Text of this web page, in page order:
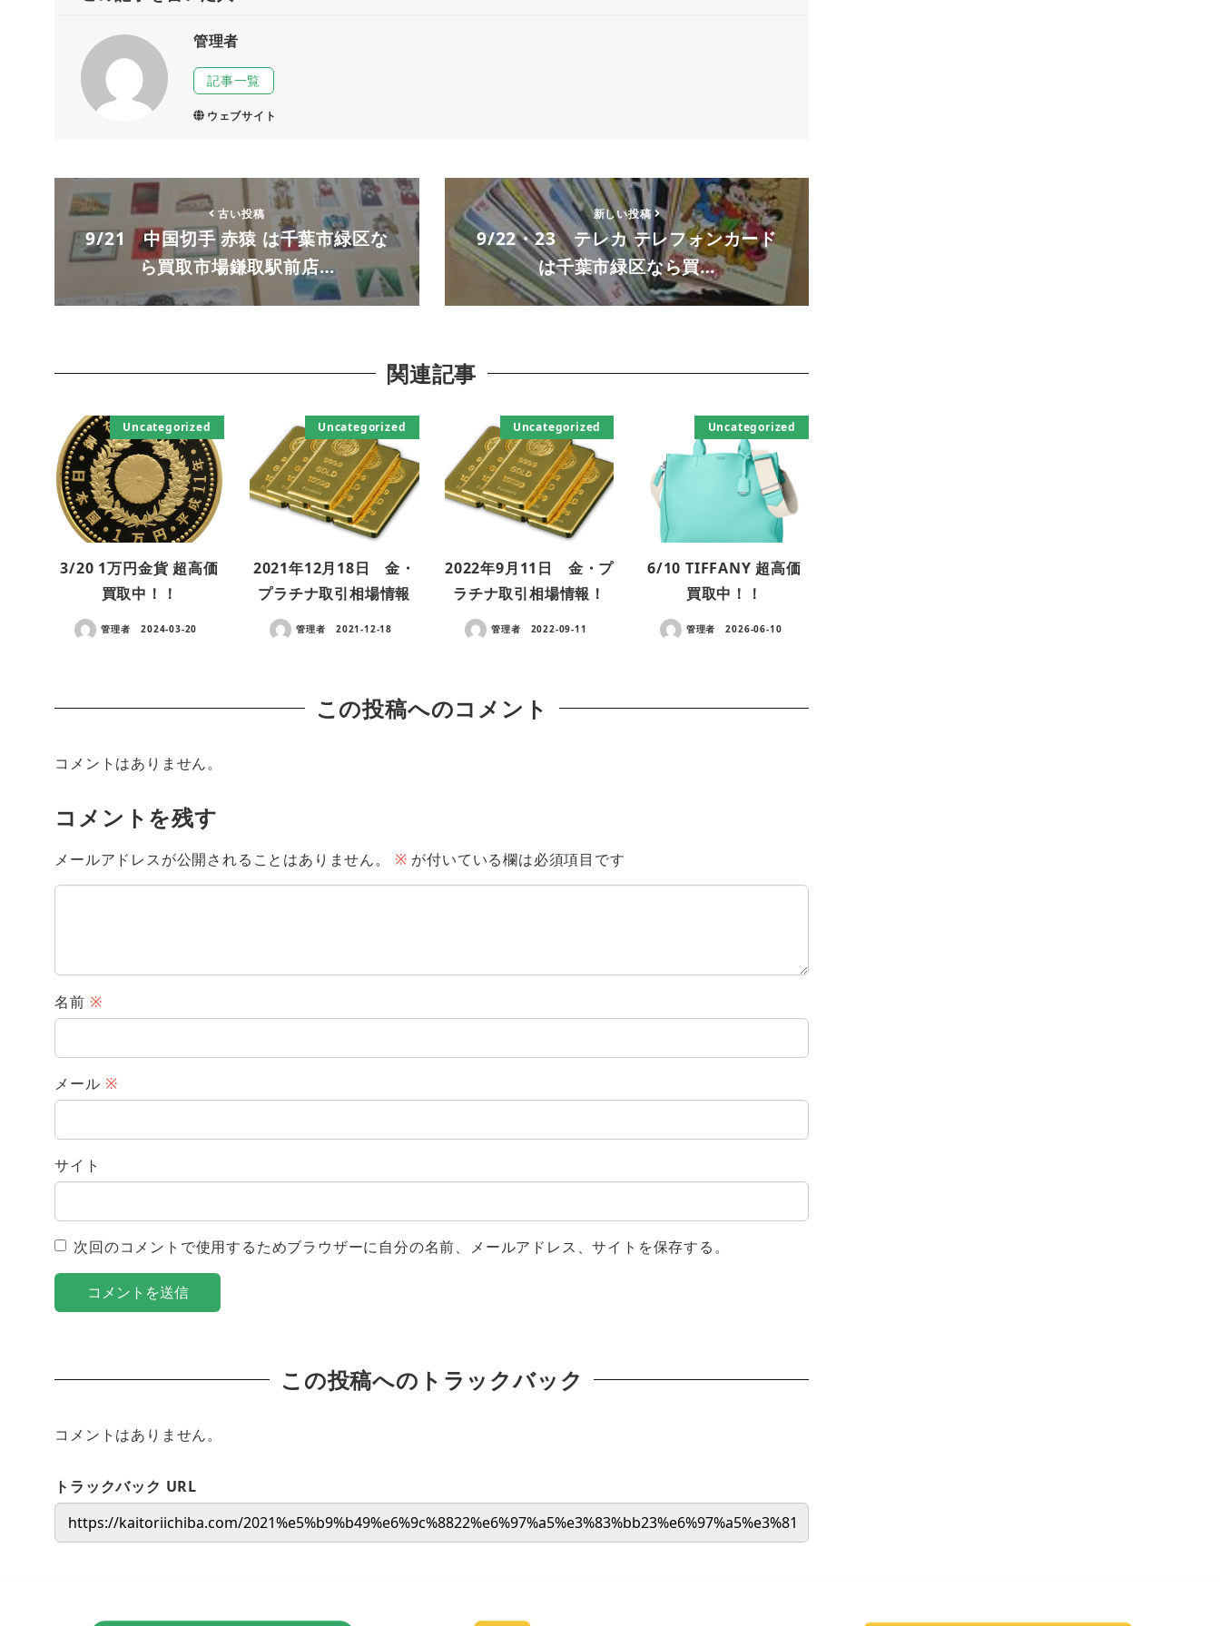
管理者
記事一覧
ウェブサイト
古い投稿
9/21 中国切手 赤猿 は千葉市緑区な
ら買取市場鎌取駅前店…
新しい投稿
9/22・23 テレカ テレフォンカード
は千葉市緑区なら買…
関連記事
Uncategorized
3/20 1万円金貨 超高価
買取中！！
管理者 2024-03-20
Uncategorized
2021年12月18日 金・
プラチナ取引相場情報
管理者 2021-12-18
Uncategorized
2022年9月11日 金・プ
ラチナ取引相場情報！
管理者 2022-09-11
Uncategorized
6/10 TIFFANY 超高価
買取中！！
管理者 2026-06-10
この投稿へのコメント
コメントはありません。
コメントを残す
メールアドレスが公開されることはありません。 ※ が付いている欄は必須項目です
名前 ※
メール ※
サイト
次回のコメントで使用するためブラウザーに自分の名前、メールアドレス、サイトを保存する。
この投稿へのトラックバック
コメントはありません。
トラックバック URL